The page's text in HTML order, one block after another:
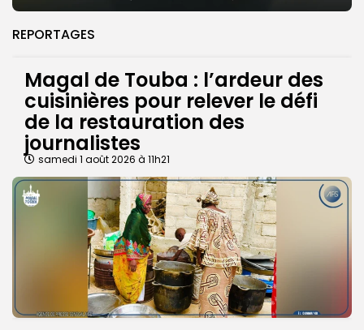
REPORTAGES
Magal de Touba : l’ardeur des
cuisinières pour relever le défi
de la restauration des
journalistes
samedi 1 août 2026 à 11h21